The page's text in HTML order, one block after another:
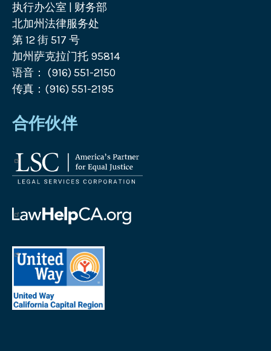
执行办公室 | 财务部
北加州法律服务处
第 12 街 517 号
加州萨克拉门托 95814
语音： (916) 551-2150
传真：(916) 551-2195
合作伙伴
法
律
务
公
徽
法
律
帮
加
州
标
加
首
府
地
区